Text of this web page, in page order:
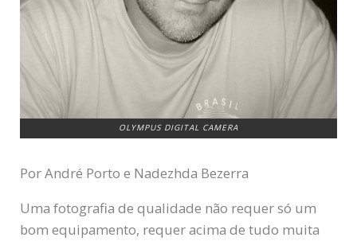
OLYMPUS DIGITAL CAMERA
Por André Porto e Nadezhda Bezerra
Uma fotografia de qualidade não requer só um
bom equipamento, requer acima de tudo muita